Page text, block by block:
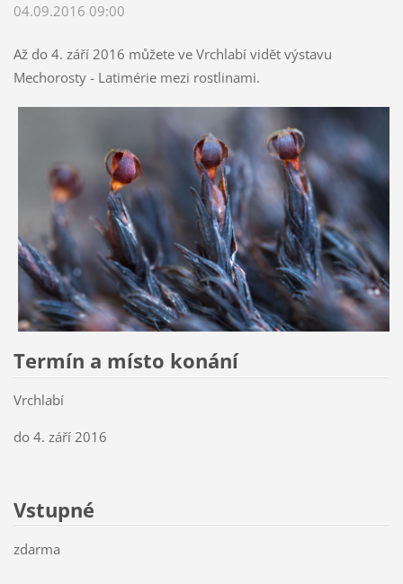
04.09.2016 09:00
Až do 4. září 2016 můžete ve Vrchlabí vidět výstavu
Mechorosty - Latimérie mezi rostlinami.
Termín a místo konání
Vrchlabí
do 4. září 2016
Vstupné
zdarma